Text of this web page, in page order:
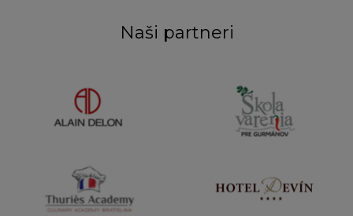
Naši partneri